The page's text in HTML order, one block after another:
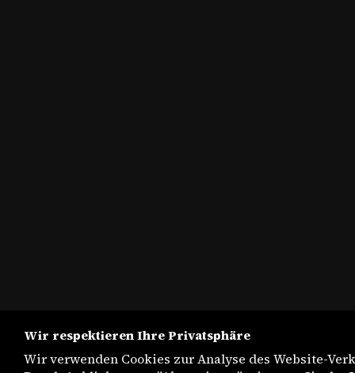
Wir respektieren Ihre Privatsphäre
Wir verwenden Cookies zur Analyse des Website-